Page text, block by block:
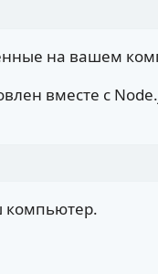
на вашем
вместе с
компьютер.